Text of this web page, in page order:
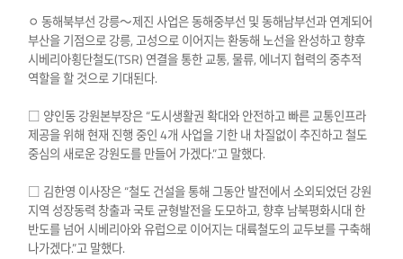
ㅇ 동해북부선 강릉～제진 사업은 동해중부선 및 동해남부선과 연계되어
부산을 기점으로 강릉, 고성으로 이어지는 환동해 노선을 완성하고 향후
시베리아횡단철도(TSR) 연결을 통한 교통, 물류, 에너지 협력의 중추적
역할을 할 것으로 기대된다.
□ 양인동 강원본부장은 “도시생활권 확대와 안전하고 빠른 교통인프라
제공을 위해 현재 진행 중인 4개 사업을 기한 내 차질없이 추진하고 철도
중심의 새로운 강원도를 만들어 가겠다.”고 말했다.
□ 김한영 이사장은 “철도 건설을 통해 그동안 발전에서 소외되었던 강원
지역 성장동력 창출과 국토 균형발전을 도모하고, 향후 남북평화시대 한
반도를 넘어 시베리아와 유럽으로 이어지는 대륙철도의 교두보를 구축해
나가겠다.”고 말했다.